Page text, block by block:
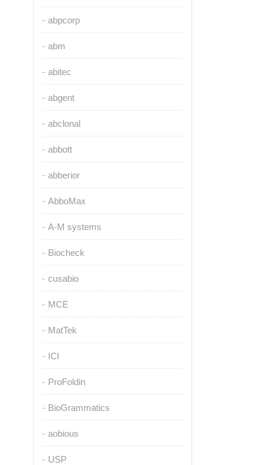
abpcorp
abm
abitec
abgent
abclonal
abbott
abberior
AbboMax
A-M systems
Biocheck
cusabio
MCE
MatTek
ICl
ProFoldin
BioGrammatics
aobious
USP